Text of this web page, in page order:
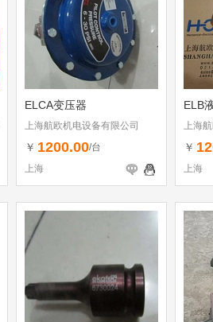
ELCA变压器
上海航欧机电设备有限公司
￥ 1200.00/台
上海
ELB
上海
￥
上海